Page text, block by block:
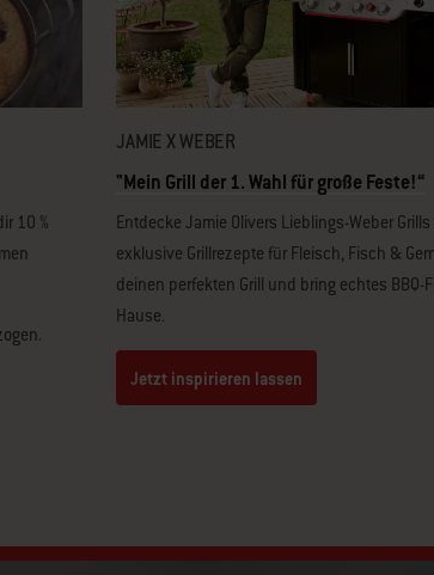
10 %
JAMIE X WEBER
"Mein Grill der 1. Wahl für große Feste!“
Entdecke Jamie Olivers Lieblings-Weber
exklusive Grillrezepte für Fleisch, Fisch &
deinen perfekten Grill und bring echtes BBQ-
Hause.
Jetzt inspirieren lassen